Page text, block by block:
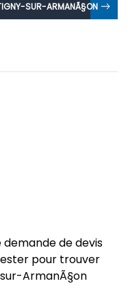
SUR-ARMANÃ§ON
de devis
pour trouver
ArmanÃ§on